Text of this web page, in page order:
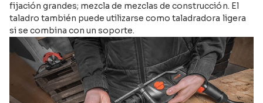
fijación grandes; mezcla de mezclas de construcción. El
taladro también puede utilizarse como taladradora ligera
si se combina con un soporte.